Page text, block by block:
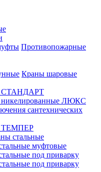
Противопожарные
Краны шаровые
СТАНДАРТ
никелированные ЛЮКС
сантехнических
ТЕМПЕР
стальные
муфтовые
под приварку
под приварку